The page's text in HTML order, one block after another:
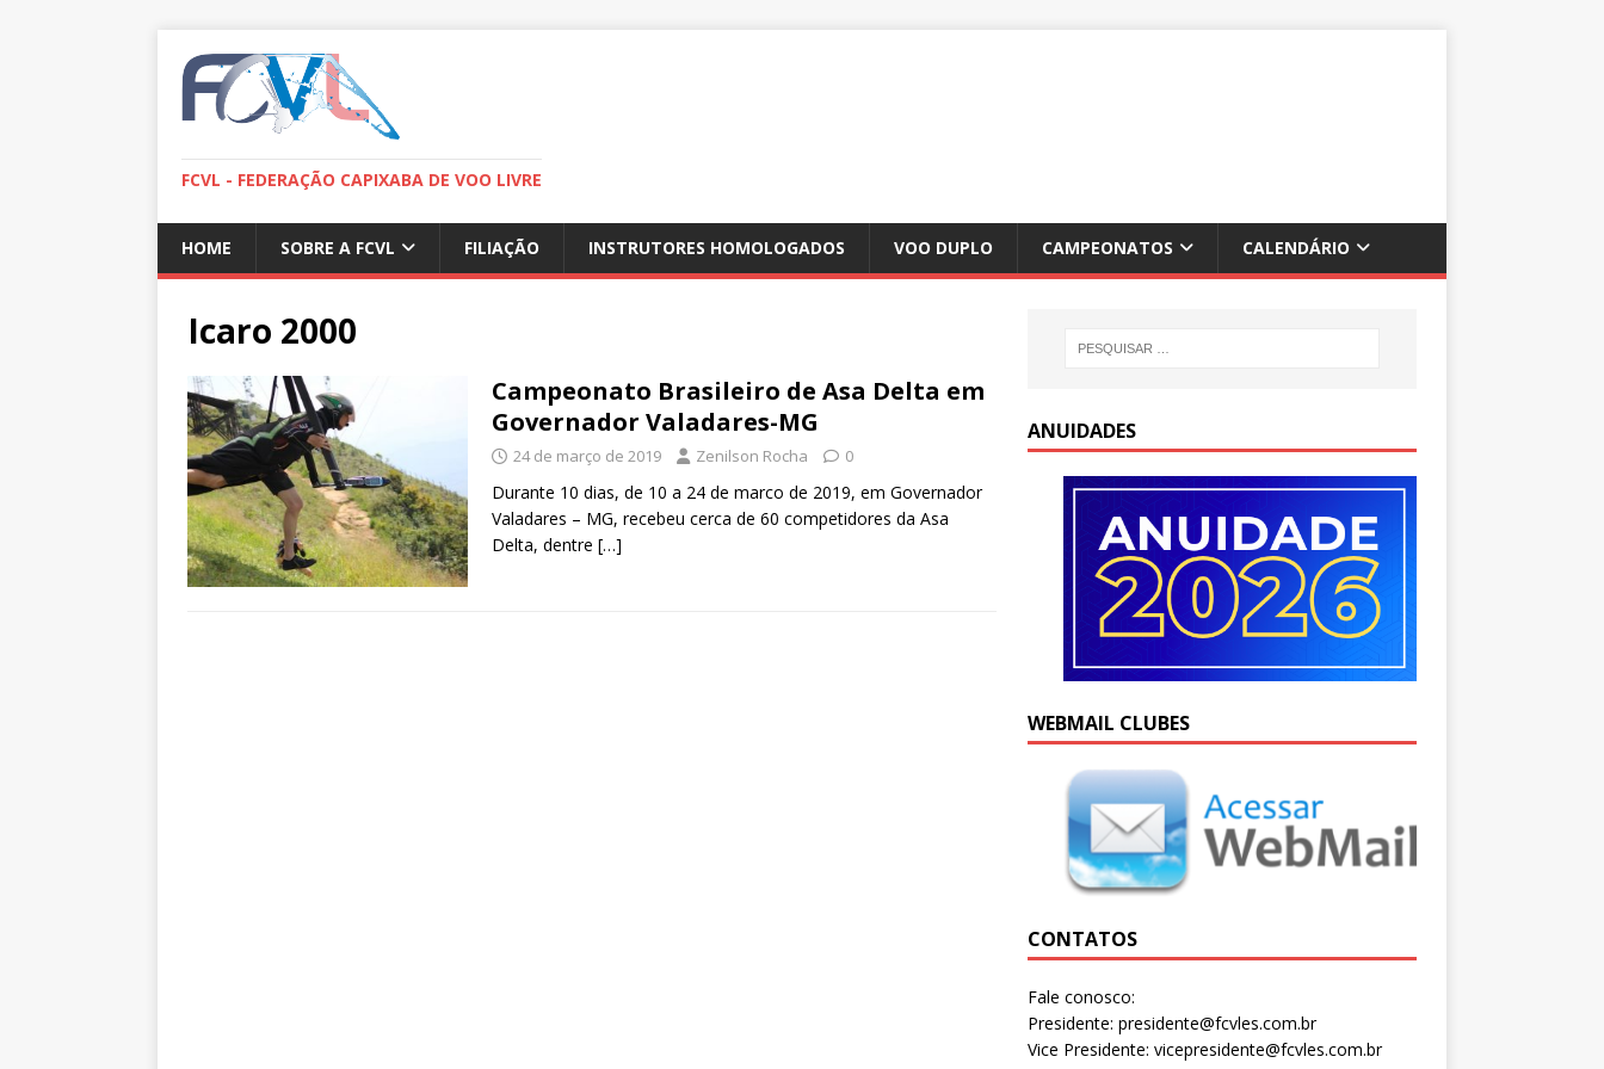
FCVL - FEDERAÇÃO CAPIXABA DE VOO LIVRE
HOME SOBRE A FCVL FILIAÇÃO INSTRUTORES HOMOLOGADOS VOO DUPLO CAMPEONATOS CALENDÁRIO
Icaro 2000
Campeonato Brasileiro de Asa Delta em
Governador Valadares-MG
24 de março de 2019 Zenilson Rocha 0
Durante 10 dias, de 10 a 24 de marco de 2019, em Governador
Valadares – MG, recebeu cerca de 60 competidores da Asa
Delta, dentre […]
ANUIDADES
WEBMAIL CLUBES
CONTATOS
Fale conosco:
Presidente: presidente@fcvles.com.br
Vice Presidente: vicepresidente@fcvles.com.br